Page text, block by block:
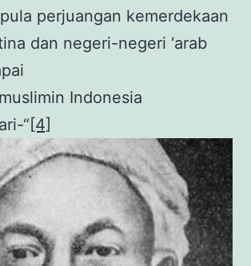
perjuangan kemerdekaan
dan negeri-negeri ‘arab
Indonesia
“ [4]